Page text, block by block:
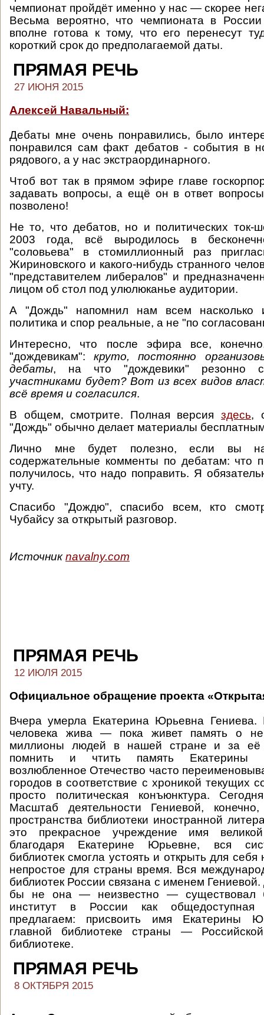
чемпионат пройдёт именно у нас — скорее
Весьма вероятно, что чемпионата в
вполне готова к тому, что его перенесут
короткий срок до предполагаемой даты.
ПРЯМАЯ РЕЧЬ
27 ИЮНЯ 2015
Алексей Навальный:
Дебаты мне очень понравились, было
понравился сам факт дебатов - события в
рядового, а у нас экстраординарного.
Чтоб вот так в прямом эфире главе
задавать вопросы, а ещё он в ответ вопросы
позволено!
Не то, что дебатов, но и политических ток-
2003 года, всё выродилось в
"соловьева" в стомиллионный раз
Жириновского и какого-нибудь странного
"представителем либералов" и
лицом об стол под улюлюканье аудитории.
А "Дождь" напомнил нам всем насколько
политика и спор реальные, а не "по
Интересно, что после эфира все,
"дождевикам":круто, постоянно
дебаты, на что "дождевики" резонно
участниками будет? Вот из всех видов
всё время и согласился.
В общем, смотрите. Полная версияздесь,
"Дождь" обычно делает материалы
Лично мне будет полезно, если вы
содержательные комменты по дебатам: что
получилось, что надо поправить. Я
учту.
Спасибо "Дождю", спасибо всем, кто
Чубайсу за открытый разговор.
Источникnavalny.com
ПРЯМАЯ РЕЧЬ
12 ИЮЛЯ 2015
Официальное обращение проекта
Вчера умерла Екатерина Юрьевна Гениева.
человека жива — пока живет память о
миллионы людей в нашей стране и за её
помнить и чтить память
возлюбленное Отечество часто
городов в соответствие с хроникой текущих
просто политическая конъюнктура.
Масштаб деятельности Гениевой,
пространства библиотеки иностранной
это прекрасное учреждение имя
благодаря Екатерине Юрьевне, вся
библиотек смогла устоять и открыть для
непростое для страны время. Вся
библиотек России связана с именем
бы не она — неизвестно — существовал
институт в России как
предлагаем: присвоить имя Екатерины
главной библиотеке страны — Российской
библиотеке.
ПРЯМАЯ РЕЧЬ
8 ОКТЯБРЯ 2015